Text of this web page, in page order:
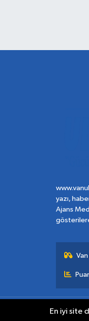
yazı,
Ajans
En iyi site